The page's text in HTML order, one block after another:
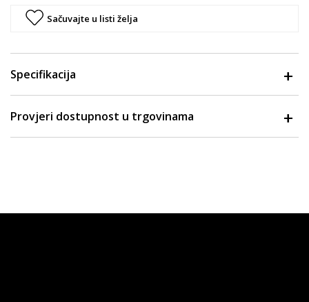
Sačuvajte u listi želja
Specifikacija
Provjeri dostupnost u trgovinama